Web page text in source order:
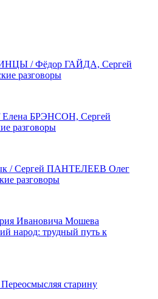
/ Фёдор ГАЙДА, Сергей
разговоры
Елена БРЭНСОН, Сергей
разговоры
/ Сергей ПАНТЕЛЕЕВ Олег
разговоры
Ивановича Мошева
народ: трудный путь к
старину